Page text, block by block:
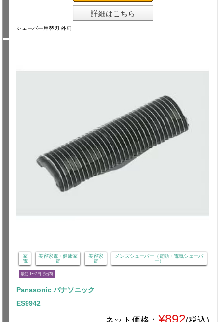
詳細はこちら
シェーバー用替刃 外刃
家
電
美容家電・健康家
電
美容家
電
メンズシェーバー（電動・電気シェーバ
ー）
最短 1〜3日で出荷
Panasonic パナソニック
ES9942
¥892